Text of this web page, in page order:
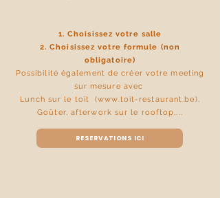
1. Choisissez votre salle
2. Choisissez votre formule (non
obligatoire)
Possibilité également de créer votre meeting
sur mesure avec
Lunch sur le toit (www.toit-restaurant.be),
Goûter, afterwork sur le rooftop,...
RESERVATIONS ICI